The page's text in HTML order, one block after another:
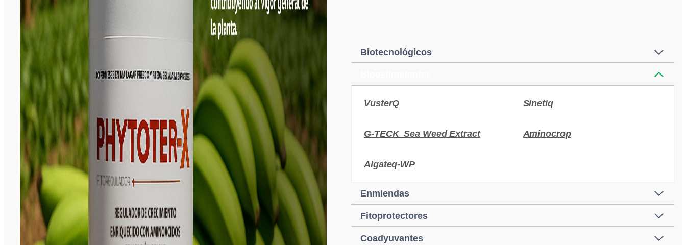
Biotecnológicos
VusterQ Sinetiq
G-TECK Sea Weed Extract Aminocrop
Algateq-WP
Enmiendas
Fitoprotectores
Coadyuvantes